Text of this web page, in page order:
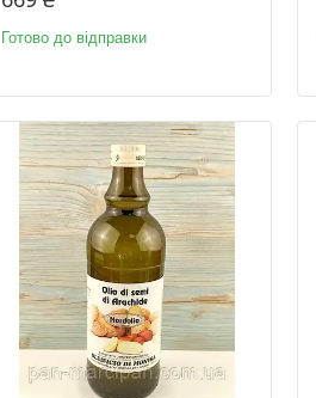
Готово до відправки